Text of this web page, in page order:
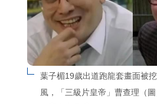
葉子楣19歲出道跑龍套畫面被
風，「三級片皇帝」曹查理（